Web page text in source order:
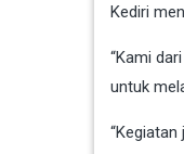
Kediri
“Kami
untuk